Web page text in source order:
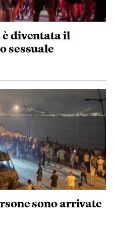
diventata il
sessuale
sono arrivate